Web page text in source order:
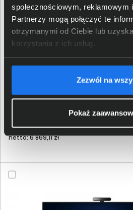
społecznościowym, reklamowym
Partnerzy mogą połączyć te
otrzymanymi od Ciebie lub
korzystania z ich usług.
Zezwól na
Pokaż
Komputer AiO Lenovo
8 449,00 zł
netto: 6 869,11 zł